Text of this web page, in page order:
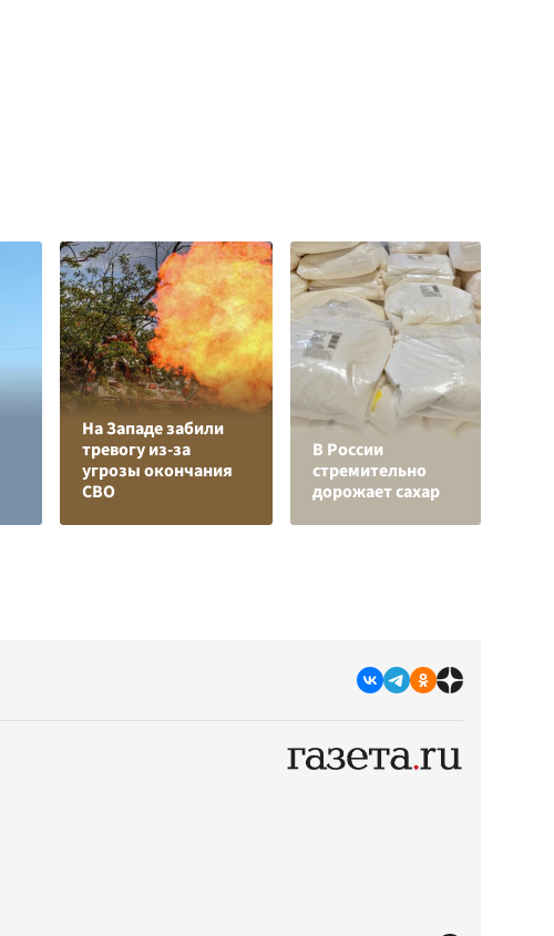
На Западе забили
тревогу из-за
угрозы окончания
СВО
В России
стремительно
дорожает сахар